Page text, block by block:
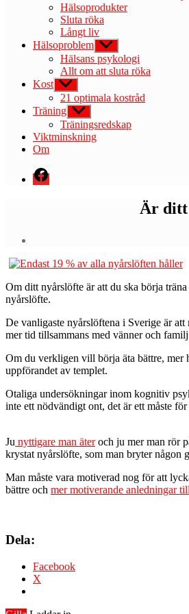
Hälsoprodukter
Sluta röka
Långt liv
Hälsoproblem Visa
undermeny
Hälsans psykologi
Allt om att sluta röka
Kost Visa
undermeny
21 optimala kostråd
Träning Visa
undermeny
Träningsredskap
Viktminskning
Om
Menyval
Är ditt
Om ditt nyårslöfte är att du ska börja
nyårslöfte.
De vanligaste nyårslöftena i Sverige är
mer tid tillsammans med vänner och
Om du verkligen vill börja äta bättre, mer
uppförandet av templet.
Otaliga undersökningar inom kognitiv
inte ett nödvändigt ont, det är ett måste
Ju nyttigare man äteroch ju mer man rör
krystat nyårslöfte, som man bryter någon
Man måste vara motiverad nog för att
bättre och mer motiverande anledningar
Dela:
Facebook
X